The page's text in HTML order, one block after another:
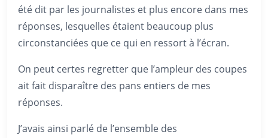
été dit par les journalistes et plus encore dans mes
réponses, lesquelles étaient beaucoup plus
circonstanciées que ce qui en ressort à l’écran.
On peut certes regretter que l’ampleur des coupes
ait fait disparaître des pans entiers de mes
réponses.
J’avais ainsi parlé de l’ensemble des